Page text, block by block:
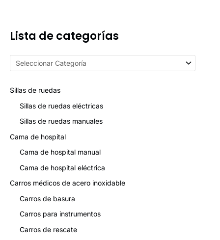
Lista de categorías
Sillas de ruedas
Sillas de ruedas eléctricas
Sillas de ruedas manuales
Cama de hospital
Cama de hospital manual
Cama de hospital eléctrica
Carros médicos de acero inoxidable
Carros de basura
Carros para instrumentos
Carros de rescate